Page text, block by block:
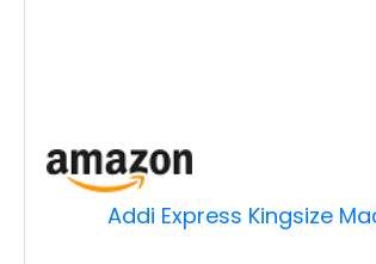
Addi Express Kingsize